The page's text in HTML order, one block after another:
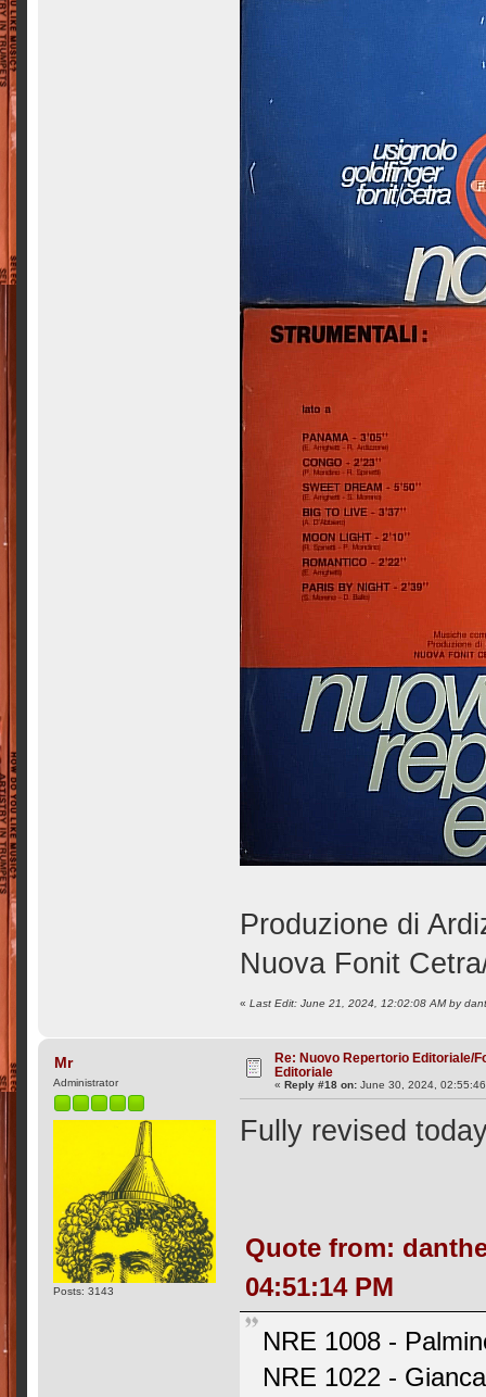
Produzione di
Nuova Fonit
«Last Edit: June 21, 2024, 12:02:08 AM by
Mr
Administrator
Posts: 3143
Re: Nuovo Repertorio Editoriale/
Editoriale
«Reply #18 on: June 30, 2024,
Fully revised
Quote from:
04:51:14 PM
NRE 1008 -
NRE 1022 -